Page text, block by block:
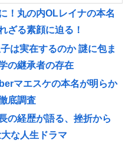
！丸の内OLレイナの本名
ざる素顔に迫る！
は実在するのか 謎に包ま
の継承者の存在
マエスケの本名が明らか
底調査
の経歴が語る、挫折から
な人生ドラマ